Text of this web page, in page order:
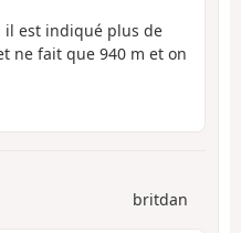
il est indiqué plus de
ne fait que 940 m et on
britdan